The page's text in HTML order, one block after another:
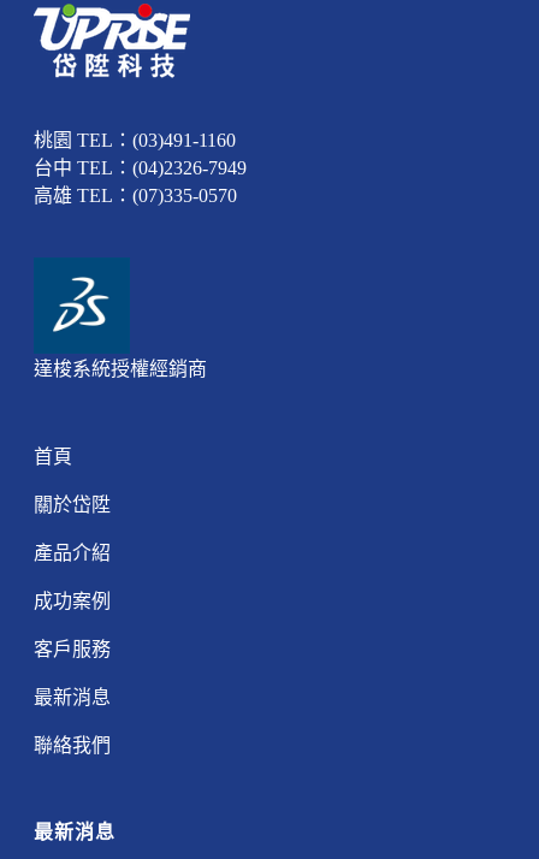
桃園 TEL：(03)491-1160
台中 TEL：(04)2326-7949
高雄 TEL：(07)335-0570
達梭系統授權經銷商
首頁
關於岱陞
產品介紹
成功案例
客戶服務
最新消息
聯絡我們
最新消息